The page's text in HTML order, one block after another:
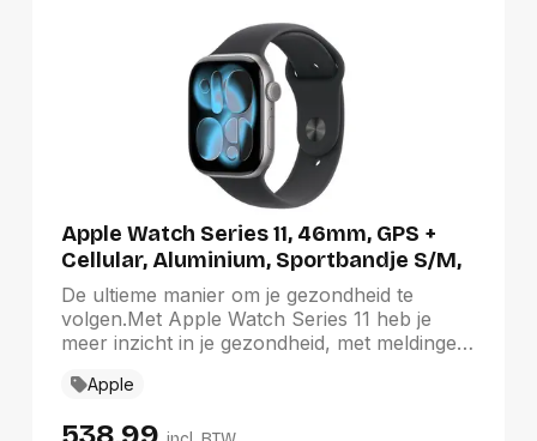
Goedkoopste eerst
Duurste eerst
Apple Watch Series 11, 46mm, GPS +
Cellular, Aluminium, Sportbandje S/M,
Grijs (Zwart)
De ultieme manier om je gezondheid te
volgen.Met Apple Watch Series 11 heb je
meer inzicht in je gezondheid, met meldingen
conditie een boost met geavanceerde data
Apple